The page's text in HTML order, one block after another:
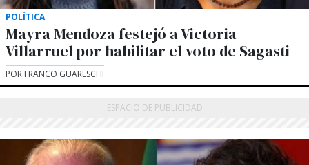
POLÍTICA
Mayra Mendoza festejó a Victoria
Villarruel por habilitar el voto de Sagasti
POR FRANCO GUARESCHI